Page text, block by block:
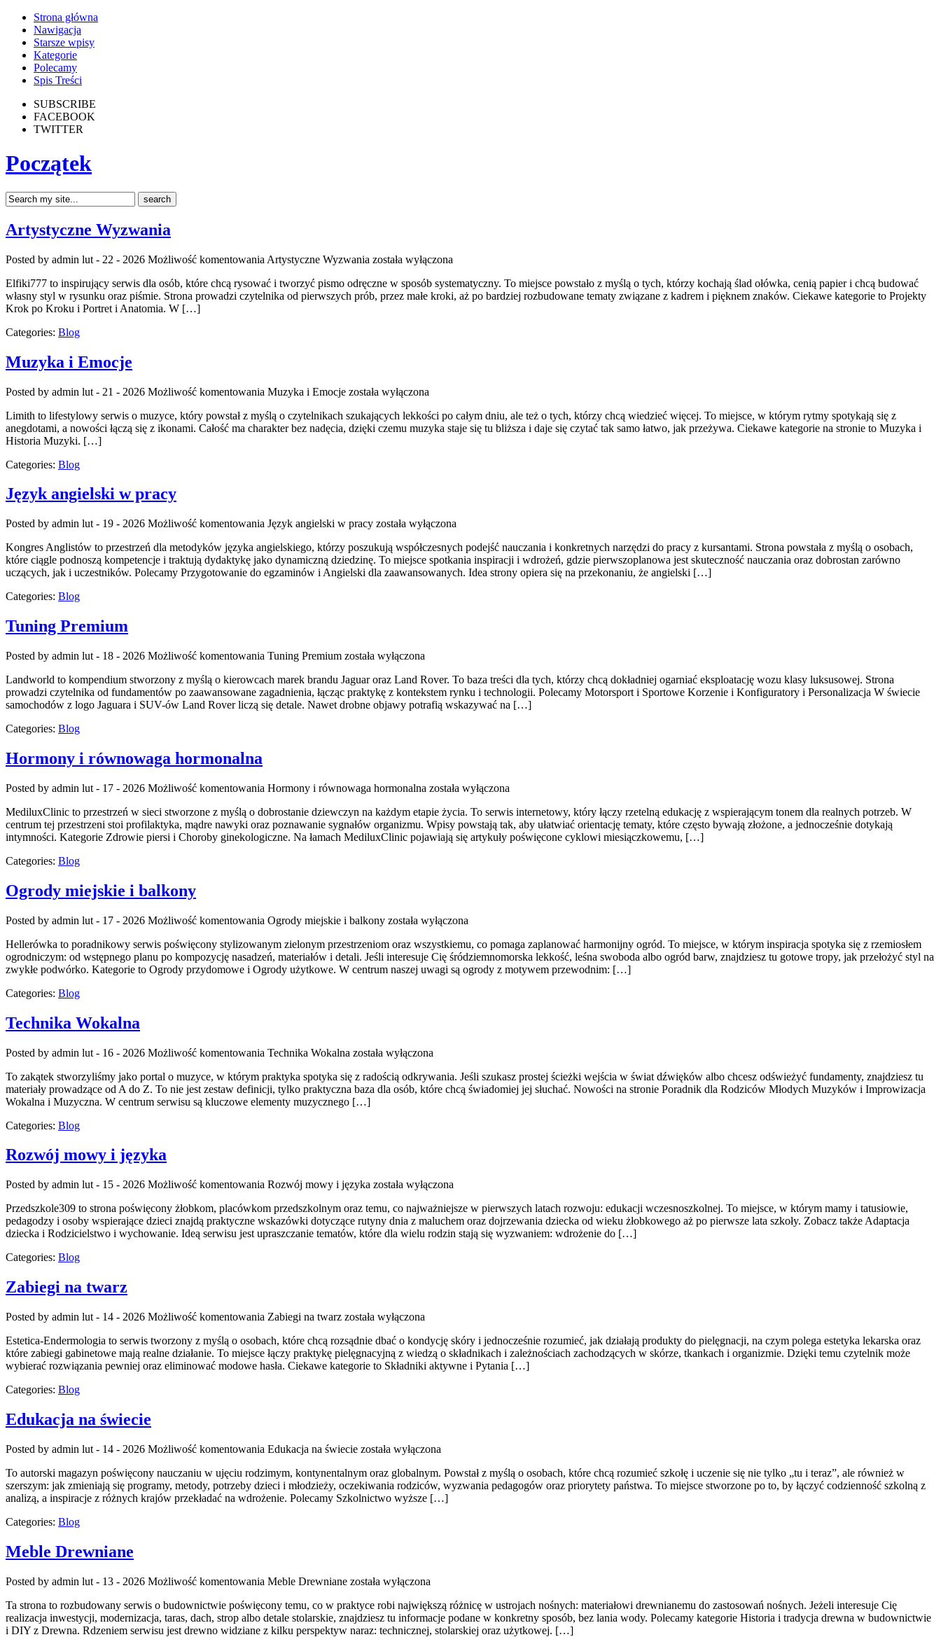
Strona główna
Nawigacja
Starsze wpisy
Kategorie
Polecamy
Spis Treści
SUBSCRIBE
FACEBOOK
TWITTER
Początek
Artystyczne Wyzwania
Posted by admin lut - 22 - 2026 Możliwość komentowania Artystyczne Wyzwania została wyłączona
Elfiki777 to inspirujący serwis dla osób, które chcą rysować i tworzyć pismo odręczne w sposób systematyczny. To miejsce powstało z myślą o tych, którzy kochają ślad ołówka, cenią papier i chcą budować
własny styl w rysunku oraz piśmie. Strona prowadzi czytelnika od pierwszych prób, przez małe kroki, aż po bardziej rozbudowane tematy związane z kadrem i pięknem znaków. Ciekawe kategorie to Projekty
Krok po Kroku i Portret i Anatomia. W […]
Categories: Blog
Muzyka i Emocje
Posted by admin lut - 21 - 2026 Możliwość komentowania Muzyka i Emocje została wyłączona
Limith to lifestylowy serwis o muzyce, który powstał z myślą o czytelnikach szukających lekkości po całym dniu, ale też o tych, którzy chcą wiedzieć więcej. To miejsce, w którym rytmy spotykają się z
anegdotami, a nowości łączą się z ikonami. Całość ma charakter bez nadęcia, dzięki czemu muzyka staje się tu bliższa i daje się czytać tak samo łatwo, jak przeżywa. Ciekawe kategorie na stronie to Muzyka i
Historia Muzyki. […]
Categories: Blog
Język angielski w pracy
Posted by admin lut - 19 - 2026 Możliwość komentowania Język angielski w pracy została wyłączona
Kongres Anglistów to przestrzeń dla metodyków języka angielskiego, którzy poszukują współczesnych podejść nauczania i konkretnych narzędzi do pracy z kursantami. Strona powstała z myślą o osobach,
które ciągle podnoszą kompetencje i traktują dydaktykę jako dynamiczną dziedzinę. To miejsce spotkania inspiracji i wdrożeń, gdzie pierwszoplanowa jest skuteczność nauczania oraz dobrostan zarówno
uczących, jak i uczestników. Polecamy Przygotowanie do egzaminów i Angielski dla zaawansowanych. Idea strony opiera się na przekonaniu, że angielski […]
Categories: Blog
Tuning Premium
Posted by admin lut - 18 - 2026 Możliwość komentowania Tuning Premium została wyłączona
Landworld to kompendium stworzony z myślą o kierowcach marek brandu Jaguar oraz Land Rover. To baza treści dla tych, którzy chcą dokładniej ogarniać eksploatację wozu klasy luksusowej. Strona
prowadzi czytelnika od fundamentów po zaawansowane zagadnienia, łącząc praktykę z kontekstem rynku i technologii. Polecamy Motorsport i Sportowe Korzenie i Konfiguratory i Personalizacja W świecie
samochodów z logo Jaguara i SUV-ów Land Rover liczą się detale. Nawet drobne objawy potrafią wskazywać na […]
Categories: Blog
Hormony i równowaga hormonalna
Posted by admin lut - 17 - 2026 Możliwość komentowania Hormony i równowaga hormonalna została wyłączona
MediluxClinic to przestrzeń w sieci stworzone z myślą o dobrostanie dziewczyn na każdym etapie życia. To serwis internetowy, który łączy rzetelną edukację z wspierającym tonem dla realnych potrzeb. W
centrum tej przestrzeni stoi profilaktyka, mądre nawyki oraz poznawanie sygnałów organizmu. Wpisy powstają tak, aby ułatwiać orientację tematy, które często bywają złożone, a jednocześnie dotykają
intymności. Kategorie Zdrowie piersi i Choroby ginekologiczne. Na łamach MediluxClinic pojawiają się artykuły poświęcone cyklowi miesiączkowemu, […]
Categories: Blog
Ogrody miejskie i balkony
Posted by admin lut - 17 - 2026 Możliwość komentowania Ogrody miejskie i balkony została wyłączona
Hellerówka to poradnikowy serwis poświęcony stylizowanym zielonym przestrzeniom oraz wszystkiemu, co pomaga zaplanować harmonijny ogród. To miejsce, w którym inspiracja spotyka się z rzemiosłem
ogrodniczym: od wstępnego planu po kompozycję nasadzeń, materiałów i detali. Jeśli interesuje Cię śródziemnomorska lekkość, leśna swoboda albo ogród barw, znajdziesz tu gotowe tropy, jak przełożyć styl na
zwykłe podwórko. Kategorie to Ogrody przydomowe i Ogrody użytkowe. W centrum naszej uwagi są ogrody z motywem przewodnim: […]
Categories: Blog
Technika Wokalna
Posted by admin lut - 16 - 2026 Możliwość komentowania Technika Wokalna została wyłączona
To zakątek stworzyliśmy jako portal o muzyce, w którym praktyka spotyka się z radością odkrywania. Jeśli szukasz prostej ścieżki wejścia w świat dźwięków albo chcesz odświeżyć fundamenty, znajdziesz tu
materiały prowadzące od A do Z. To nie jest zestaw definicji, tylko praktyczna baza dla osób, które chcą świadomiej jej słuchać. Nowości na stronie Poradnik dla Rodziców Młodych Muzyków i Improwizacja
Wokalna i Muzyczna. W centrum serwisu są kluczowe elementy muzycznego […]
Categories: Blog
Rozwój mowy i języka
Posted by admin lut - 15 - 2026 Możliwość komentowania Rozwój mowy i języka została wyłączona
Przedszkole309 to strona poświęcony żłobkom, placówkom przedszkolnym oraz temu, co najważniejsze w pierwszych latach rozwoju: edukacji wczesnoszkolnej. To miejsce, w którym mamy i tatusiowie,
pedagodzy i osoby wspierające dzieci znajdą praktyczne wskazówki dotyczące rutyny dnia z maluchem oraz dojrzewania dziecka od wieku żłobkowego aż po pierwsze lata szkoły. Zobacz także Adaptacja
dziecka i Rodzicielstwo i wychowanie. Ideą serwisu jest upraszczanie tematów, które dla wielu rodzin stają się wyzwaniem: wdrożenie do […]
Categories: Blog
Zabiegi na twarz
Posted by admin lut - 14 - 2026 Możliwość komentowania Zabiegi na twarz została wyłączona
Estetica-Endermologia to serwis tworzony z myślą o osobach, które chcą rozsądnie dbać o kondycję skóry i jednocześnie rozumieć, jak działają produkty do pielęgnacji, na czym polega estetyka lekarska oraz
które zabiegi gabinetowe mają realne działanie. To miejsce łączy praktykę pielęgnacyjną z wiedzą o składnikach i zależnościach zachodzących w skórze, tkankach i organizmie. Dzięki temu czytelnik może
wybierać rozwiązania pewniej oraz eliminować modowe hasła. Ciekawe kategorie to Składniki aktywne i Pytania […]
Categories: Blog
Edukacja na świecie
Posted by admin lut - 14 - 2026 Możliwość komentowania Edukacja na świecie została wyłączona
To autorski magazyn poświęcony nauczaniu w ujęciu rodzimym, kontynentalnym oraz globalnym. Powstał z myślą o osobach, które chcą rozumieć szkołę i uczenie się nie tylko „tu i teraz”, ale również w
szerszym: jak zmieniają się programy, metody, potrzeby dzieci i młodzieży, oczekiwania rodziców, wyzwania pedagogów oraz priorytety państwa. To miejsce stworzone po to, by łączyć codzienność szkolną z
analizą, a inspiracje z różnych krajów przekładać na wdrożenie. Polecamy Szkolnictwo wyższe […]
Categories: Blog
Meble Drewniane
Posted by admin lut - 13 - 2026 Możliwość komentowania Meble Drewniane została wyłączona
Ta strona to rozbudowany serwis o budownictwie poświęcony temu, co w praktyce robi największą różnicę w ustrojach nośnych: materiałowi drewnianemu do zastosowań nośnych. Jeżeli interesuje Cię
realizacja inwestycji, modernizacja, taras, dach, strop albo detale stolarskie, znajdziesz tu informacje podane w konkretny sposób, bez lania wody. Polecamy kategorie Historia i tradycja drewna w budownictwie
i DIY z Drewna. Rdzeniem serwisu jest drewno widziane z kilku perspektyw naraz: technicznej, stolarskiej oraz użytkowej. […]